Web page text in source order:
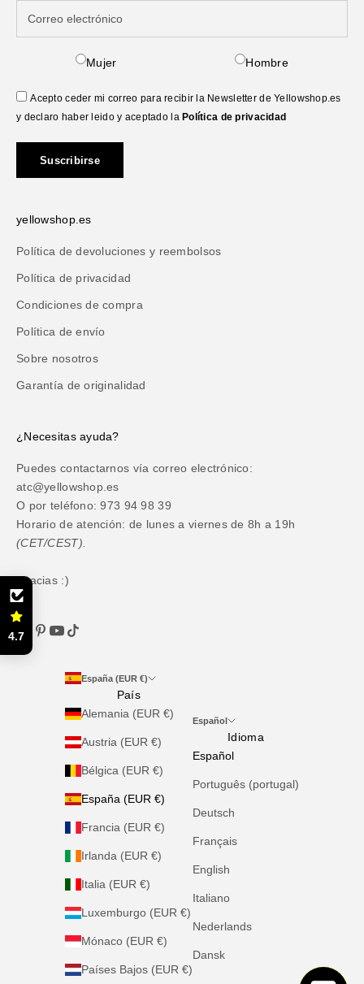
Mujer Hombre
Acepto ceder mi correo para recibir la Newsletter de Yellowshop.es
y declaro haber leido y aceptado la Política de privacidad
Suscribirse
yellowshop.es
Política de devoluciones y reembolsos
Política de privacidad
Condiciones de compra
Política de envío
Sobre nosotros
Garantía de originalidad
¿Necesitas ayuda?
Puedes contactarnos vía correo electrónico:
atc@yellowshop.es
O por teléfono: 973 94 98 39
Horario de atención: de lunes a viernes de 8h a 19h
(CET/CEST).
Gracias :)
España (EUR €)
País
Alemania (EUR €)
Austria (EUR €)
Bélgica (EUR €)
España (EUR €)
Francia (EUR €)
Irlanda (EUR €)
Italia (EUR €)
Luxemburgo (EUR €)
Mónaco (EUR €)
Países Bajos (EUR €)
Español
Idioma
Español
Português (portugal)
Deutsch
Français
English
Italiano
Nederlands
Dansk
4.7